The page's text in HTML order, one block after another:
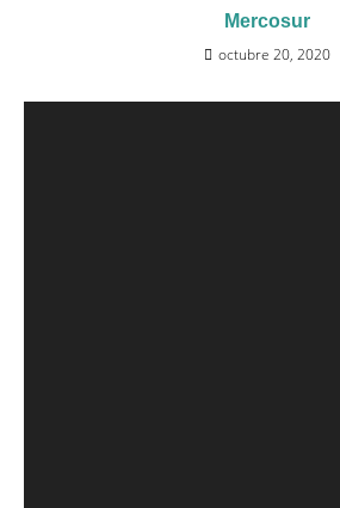
Mercosur
octubre 20, 2020